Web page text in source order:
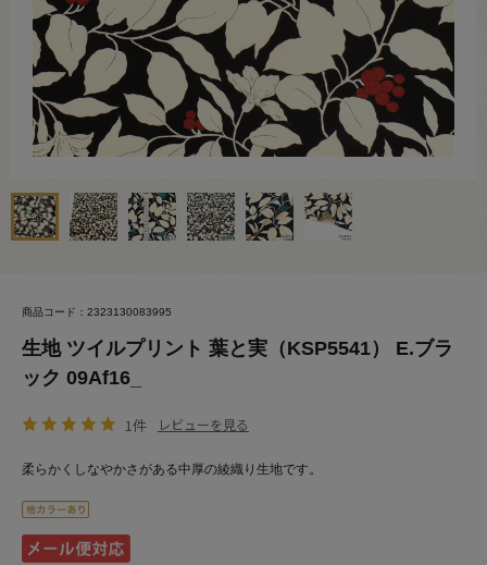
商品コード：2323130083995
生地 ツイルプリント 葉と実（KSP5541） E.ブラ
ック 09Af16_
1件 レビューを見る
柔らかくしなやかさがある中厚の綾織り生地です。